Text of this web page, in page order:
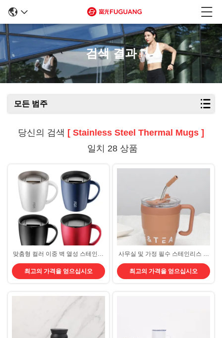
검색 결과
모든 범주
당신의 검색 [ Stainless Steel Thermal Mugs ]
일치 28 상품
맞춤형 컬러 이중 벽 열성 스테인레
스 스틸 커피 머그 380ml 단열 커피
여행 컵 손잡이 우아한 디자인 좋은
열 단열
최고의 가격을 얻으십시오
사무실 및 가정 필수 스테인리스 스
틸 단열 된 컵 / 뚜?? 과 빨대와 함께
덤블러 직접 마시는 또는 빨대 옵션
최고의 가격을 얻으십시오